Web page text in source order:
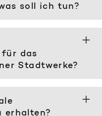
soll ich tun?
für das
Stadtwerke?
erhalten?